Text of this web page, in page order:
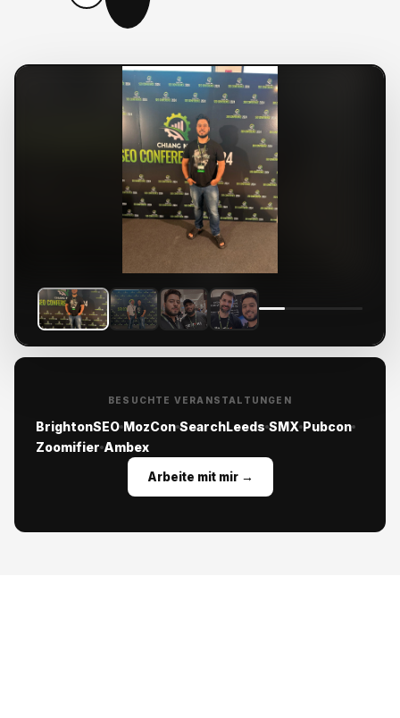
BESUCHTE VERANSTALTUNGEN
BrightonSEO MozCon SearchLeeds SMX Pubcon
Zoomifier Ambex
Arbeite mit mir →